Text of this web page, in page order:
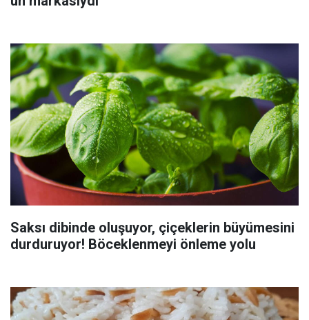
Saksı dibinde oluşuyor, çiçeklerin büyümesini
durduruyor! Böceklenmeyi önleme yolu